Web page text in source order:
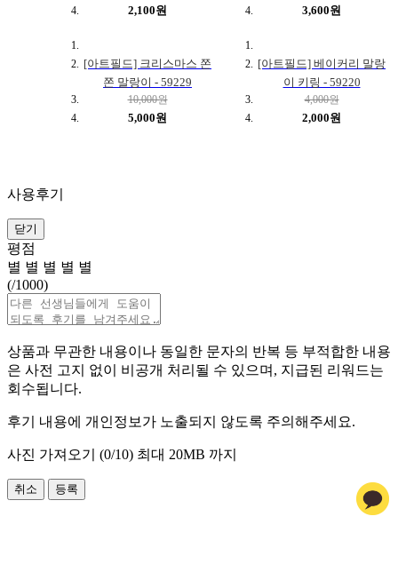
2,100원 3,600원
[아트필드] 크리스마스 쫀
쫀 말랑이 - 59229
10,000원
5,000원
[아트필드] 베이커리 말랑
이 키링 - 59220
4,000원
2,000원
사용후기
닫기
평점
별 별 별 별 별
(/1000)
상품과 무관한 내용이나 동일한 문자의 반복 등 부적합한 내용
은 사전 고지 없이 비공개 처리될 수 있으며, 지급된 리워드는
회수됩니다.
후기 내용에 개인정보가 노출되지 않도록 주의해주세요.
사진 가져오기 (0/10) 최대 20MB 까지
취소 등록